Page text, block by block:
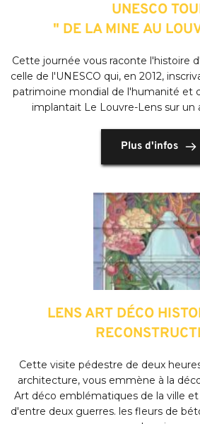
UNESCO
" DE LA MINE AU
Cette journée vous raconte l'histoire
celle de l'UNESCO qui, en 2012,
patrimoine mondial de l'humanité et
implantait Le Louvre-Lens sur un
Plus d'infos
LENS ART DÉCO
Cette visite pédestre de deux
architecture, vous emmène à la
Art déco emblématiques de la ville
d'entre deux guerres. les fleurs de